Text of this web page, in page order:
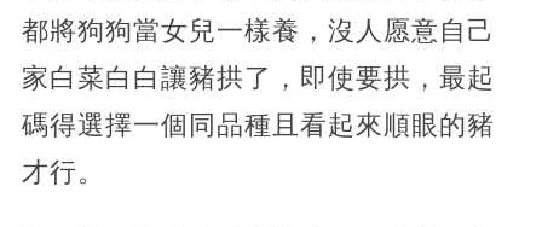
都將狗狗當女兒一樣養，沒人愿意自己
家白菜白白讓豬拱了，即使要拱，最起
碼得選擇一個同品種且看起來順眼的豬
才行。